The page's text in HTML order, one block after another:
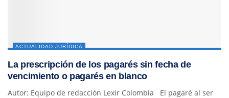
ACTUALIDAD JURÍDICA
La prescripción de los pagarés sin fecha de
vencimiento o pagarés en blanco
Autor: Equipo de redacción Lexir Colombia El pagaré al ser